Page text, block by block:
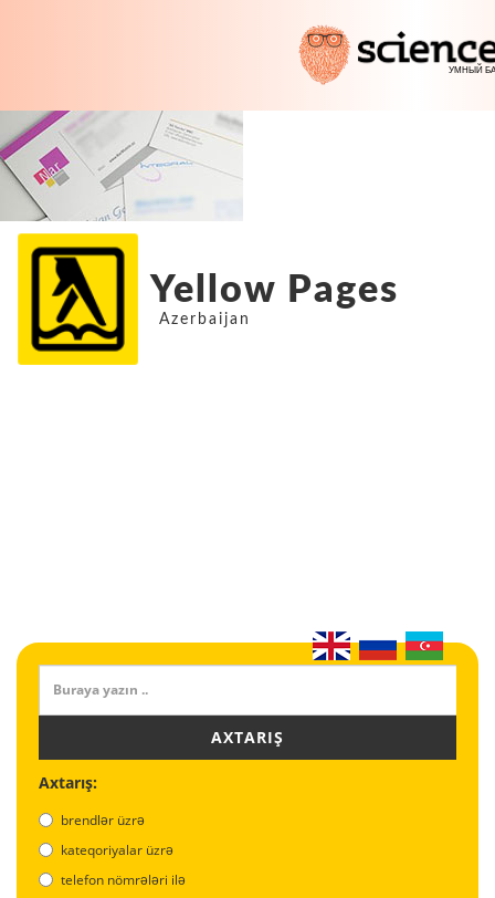
Yellow Pages
Azerbaijan
AXTARIŞ
Axtarış:
brendlər üzrə
kateqoriyalar üzrə
telefon nömrələri ilə